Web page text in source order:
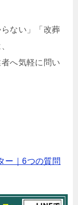
ない」「改葬
へ気軽に問い
ー｜6つの質問